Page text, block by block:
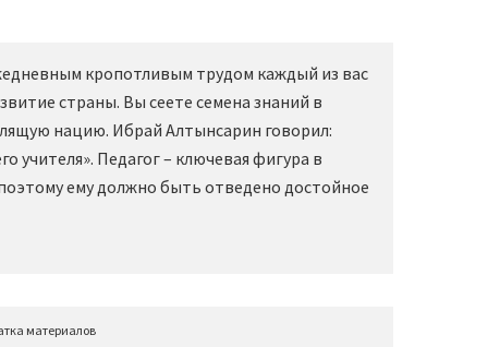
кропотливым трудом каждый из вас
страны. Вы сеете семена знаний в
нацию. Ибрай Алтынсарин говорил:
учителя». Педагог – ключевая фигура в
ему должно быть отведено достойное
материалов